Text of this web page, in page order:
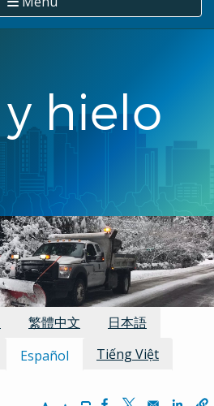
hielo
繁體中文
日本語
Español Tiếng Việt